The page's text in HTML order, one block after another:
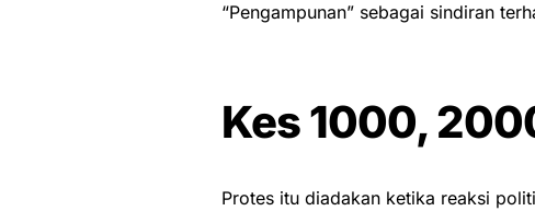
“Pengampunan” sebagai sindiran
Kes 1000,
Protes itu diadakan ketika reaksi